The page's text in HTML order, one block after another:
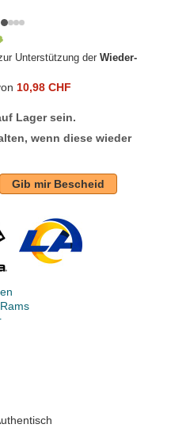
Unterstützung der Wieder-
10,98 CHF
Lager sein.
wenn diese wieder
Gib mir Bescheid